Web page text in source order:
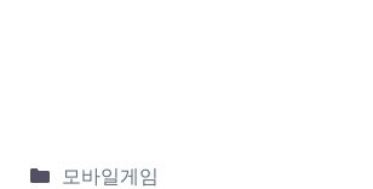
모바일게임